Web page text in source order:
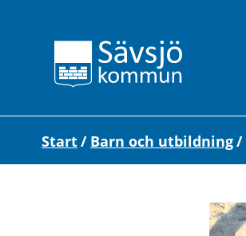
Start/ Barn och utbildning/